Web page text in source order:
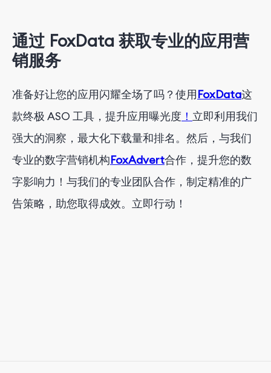
通过 FoxData 获取专业的应用营
销服务
准备好让您的应用闪耀全场了吗？使用FoxData这
款终极 ASO 工具， 提升应用曝光度 ！ 立即利用我们
强大的洞察，最大化下载量和排名。然后，与我们
专业的数字营销机构FoxAdvert合作 ，提升您的数
字影响力！与我们的专业团队合作，制定精准的广
告策略，助您取得成效。立即行动！